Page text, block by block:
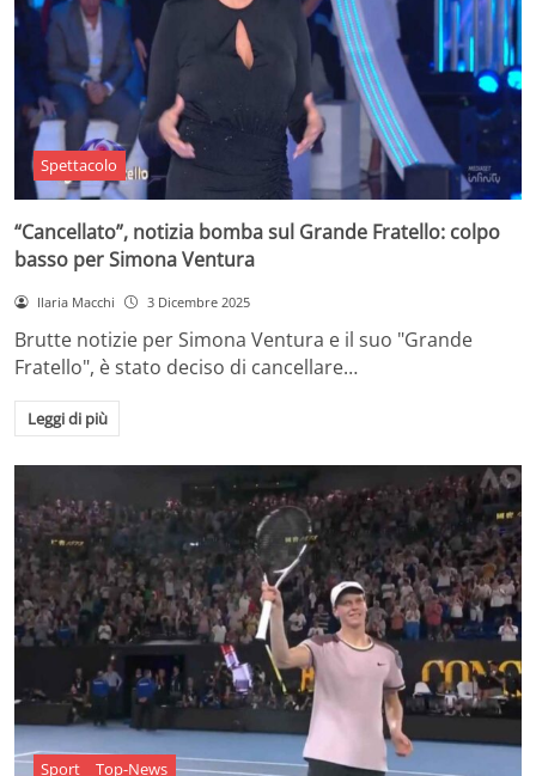
Spettacolo
“Cancellato”, notizia bomba sul Grande Fratello: colpo
basso per Simona Ventura
Ilaria Macchi 3 Dicembre 2025
Brutte notizie per Simona Ventura e il suo "Grande
Fratello", è stato deciso di cancellare…
Leggi di più
Sport Top-News